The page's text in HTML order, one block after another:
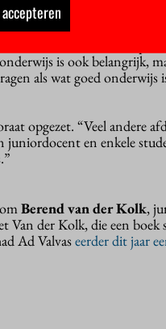
AYA-leden ook
wil me vooral richten op het
is ook belangrijk,
als wat goed onderwijs
opgezet. “Veel andere
en enkele
Berend van der Kolk,
der Kolk, die een boek
Ad Valvaseerder dit jaar